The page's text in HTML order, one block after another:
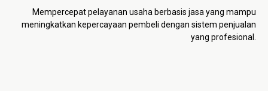
Mempercepat pelayanan usaha berbasis jasa yang mampu
meningkatkan kepercayaan pembeli dengan sistem penjualan
yang profesional.